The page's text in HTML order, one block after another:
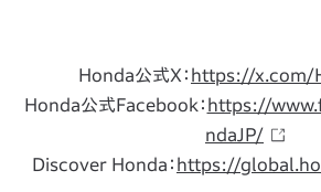
Honda公式X： https://x.com/
Honda公式Facebook： https://
ndaJP/
Discover Honda： https://